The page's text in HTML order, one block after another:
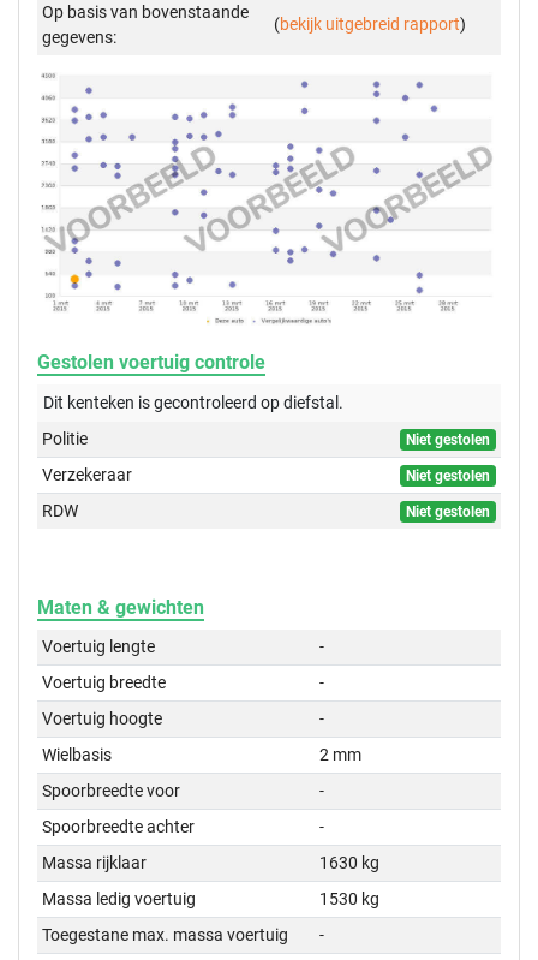
Op basis van bovenstaande
gegevens:
(bekijk uitgebreid rapport)
Gestolen voertuig controle
Dit kenteken is gecontroleerd opdiefstal.
Politie
Niet gestolen
Verzekeraar Niet gestolen
RDW Niet gestolen
Maten & gewichten
Voertuig lengte
-
Voertuig breedte
-
Voertuig hoogte
-
Wielbasis
2 mm
Spoorbreedte voor
-
Spoorbreedte achter
-
Massa rijklaar
1630 kg
Massa ledig voertuig
1530 kg
Toegestane max. massa voertuig
-